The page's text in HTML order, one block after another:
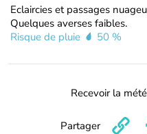
Eclaircies et passages
Quelques averses faibles.
Risque de pluie
50 %
Recevoir la
Partager